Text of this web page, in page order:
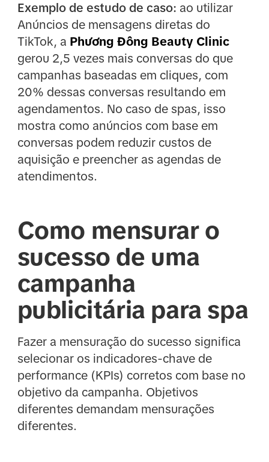
Exemplo de estudo de caso: ao utilizar
Anúncios de mensagens diretas do
TikTok, a Phương Đông Beauty Clinic
gerou 2,5 vezes mais conversas do que
campanhas baseadas em cliques, com
20% dessas conversas resultando em
agendamentos. No caso de spas, isso
mostra como anúncios com base em
conversas podem reduzir custos de
aquisição e preencher as agendas de
atendimentos.
Como mensurar o
sucesso de uma
campanha
publicitária para spa
Fazer a mensuração do sucesso significa
selecionar os indicadores-chave de
performance (KPIs) corretos com base no
objetivo da campanha. Objetivos
diferentes demandam mensurações
diferentes.